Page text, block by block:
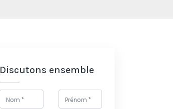
Discutons ensemble